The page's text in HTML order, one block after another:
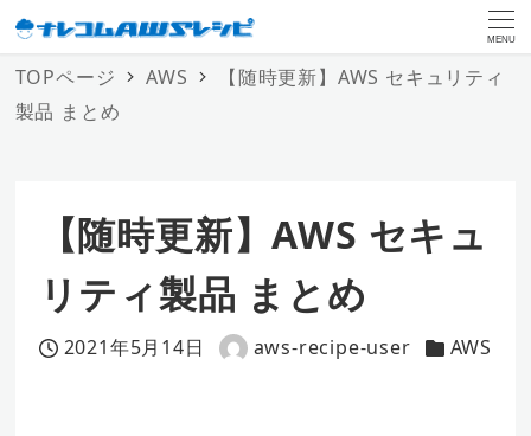
MENU
TOPページ AWS
【随時更新】AWS セキュリティ
製品 まとめ
【随時更新】AWS セキュ
リティ製品 まとめ
投稿日
2021年5月14日
著
aws-recipe-user
カテゴリー
AWS